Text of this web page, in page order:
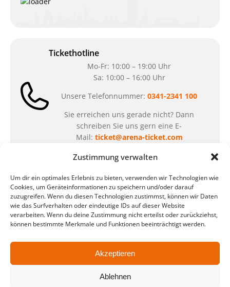
Zustimmung verwalten
Um dir ein optimales Erlebnis zu bieten, verwenden wir Technologien wie
Cookies, um Geräteinformationen zu speichern und/oder darauf
zuzugreifen. Wenn du diesen Technologien zustimmst, können wir Daten
wie das Surfverhalten oder eindeutige IDs auf dieser Website
verarbeiten. Wenn du deine Zustimmung nicht erteilst oder zurückziehst,
können bestimmte Merkmale und Funktionen beeinträchtigt werden.
Akzeptieren
Ablehnen
Tickethotline
Mo-Fr: 10:00 – 19:00 Uhr
Sa: 10:00 – 16:00 Uhr
Unsere Telefonnummer: 0341-2341 100
Sie erreichen uns gerade nicht? Dann
schreiben Sie uns gern eine E-
Mail: ticket@arena-ticket.com
unsere Sonderöffnungszeiten im Sommer:
in der Zeit vom 06.07. – 07.08.2026
Montag – Freitag: 10-18 Uhr Samstag:
Standort
QUARTERBACK Immobilien ARENA